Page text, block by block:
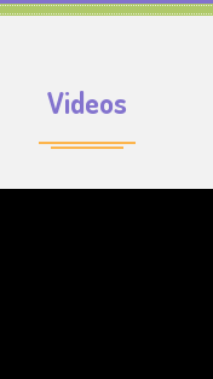
Videos